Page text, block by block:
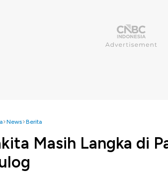
News Berita
Masih Langka di